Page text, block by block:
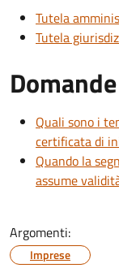
Tutela
Tutela
Quali sono i
certificata di
Quando la
assume
Argomenti:
Imprese